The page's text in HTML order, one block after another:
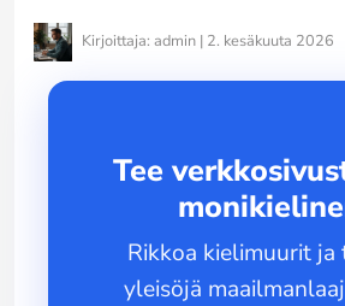
Kirjoittaja: admin | 2. kesäkuuta 2026
Tee
Rikkoa kielimuurit ja
yleisöjä